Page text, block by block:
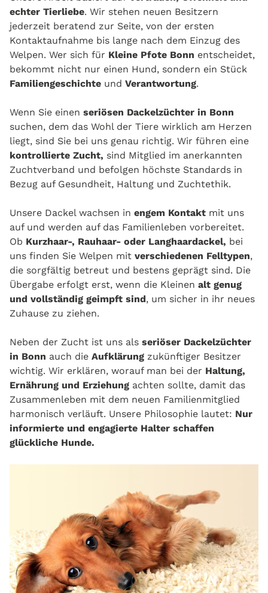
echter Tierliebe. Wir stehen neuen Besitzern
jederzeit beratend zur Seite, von der ersten
Kontaktaufnahme bis lange nach dem Einzug des
Welpen. Wer sich für Kleine Pfote Bonn entscheidet,
bekommt nicht nur einen Hund, sondern ein Stück
Familiengeschichte und Verantwortung.
Wenn Sie einen seriösen Dackelzüchter in Bonn
suchen, dem das Wohl der Tiere wirklich am Herzen
liegt, sind Sie bei uns genau richtig. Wir führen eine
kontrollierte Zucht, sind Mitglied im anerkannten
Zuchtverband und befolgen höchste Standards in
Bezug auf Gesundheit, Haltung und Zuchtethik.
Unsere Dackel wachsen in engem Kontakt mit uns
auf und werden auf das Familienleben vorbereitet.
Ob Kurzhaar-, Rauhaar- oder Langhaardackel, bei
uns finden Sie Welpen mit verschiedenen Felltypen,
die sorgfältig betreut und bestens geprägt sind. Die
Übergabe erfolgt erst, wenn die Kleinen alt genug
und vollständig geimpft sind, um sicher in ihr neues
Zuhause zu ziehen.
Neben der Zucht ist uns als seriöser Dackelzüchter
in Bonn auch die Aufklärung zukünftiger Besitzer
wichtig. Wir erklären, worauf man bei der Haltung,
Ernährung und Erziehung achten sollte, damit das
Zusammenleben mit dem neuen Familienmitglied
harmonisch verläuft. Unsere Philosophie lautet: Nur
informierte und engagierte Halter schaffen
glückliche Hunde.